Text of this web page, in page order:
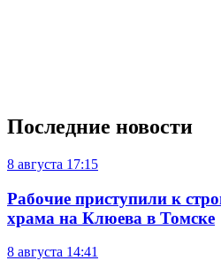
Последние новости
8 августа 17:15
Рабочие приступили к
храма на Клюева в Томске
8 августа 14:41